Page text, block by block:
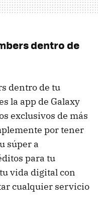
dentro de
dentro de tu
la app de Galaxy
exclusivos de más
por tener
súper a
para tu
vida digital con
cualquier servicio